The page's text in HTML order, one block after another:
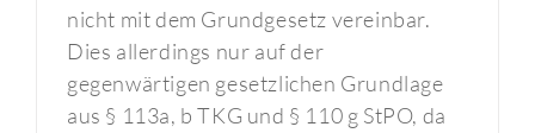
nicht mit dem Grundgesetz vereinbar.
Dies allerdings nur auf der
gegenwärtigen gesetzlichen Grundlage
aus § 113a, b TKG und § 110 g StPO, da